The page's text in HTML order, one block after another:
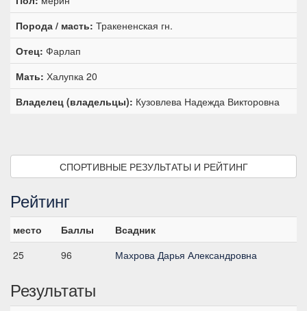
Порода / масть: Тракененская гн.
Отец: Фарлап
Мать: Халупка 20
Владелец (владельцы): Кузовлева Надежда Викторовна
СПОРТИВНЫЕ РЕЗУЛЬТАТЫ И РЕЙТИНГ
Рейтинг
место Баллы
Всадник
25
96 Махрова Дарья Александровна
Результаты